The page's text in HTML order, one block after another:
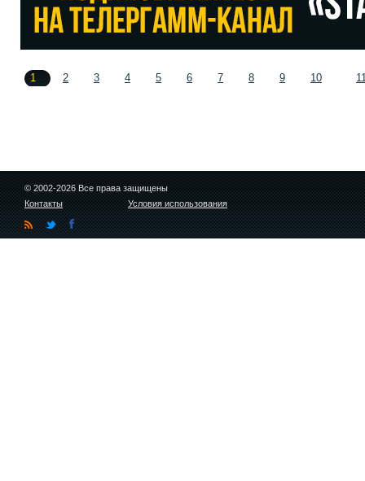
1 2 3 4 5 6 7 8 9 10
© 2002-2026 Все права защищены
Контакты
Условия использования